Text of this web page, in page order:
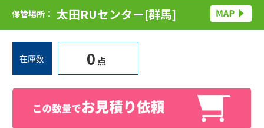
保管場所： 太田RUセンター[群馬]
在庫数 0 点